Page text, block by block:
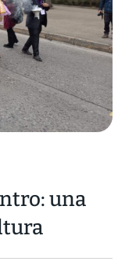
una